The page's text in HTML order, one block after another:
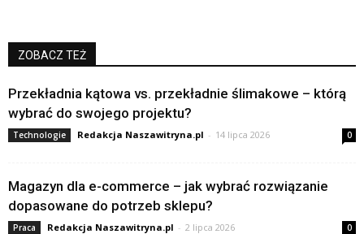
ZOBACZ TEŻ
Przekładnia kątowa vs. przekładnie ślimakowe – którą
wybrać do swojego projektu?
Technologie Redakcja Naszawitryna.pl - 14 lipca 2026 0
Magazyn dla e-commerce – jak wybrać rozwiązanie
dopasowane do potrzeb sklepu?
Praca Redakcja Naszawitryna.pl - 2 lipca 2026 0